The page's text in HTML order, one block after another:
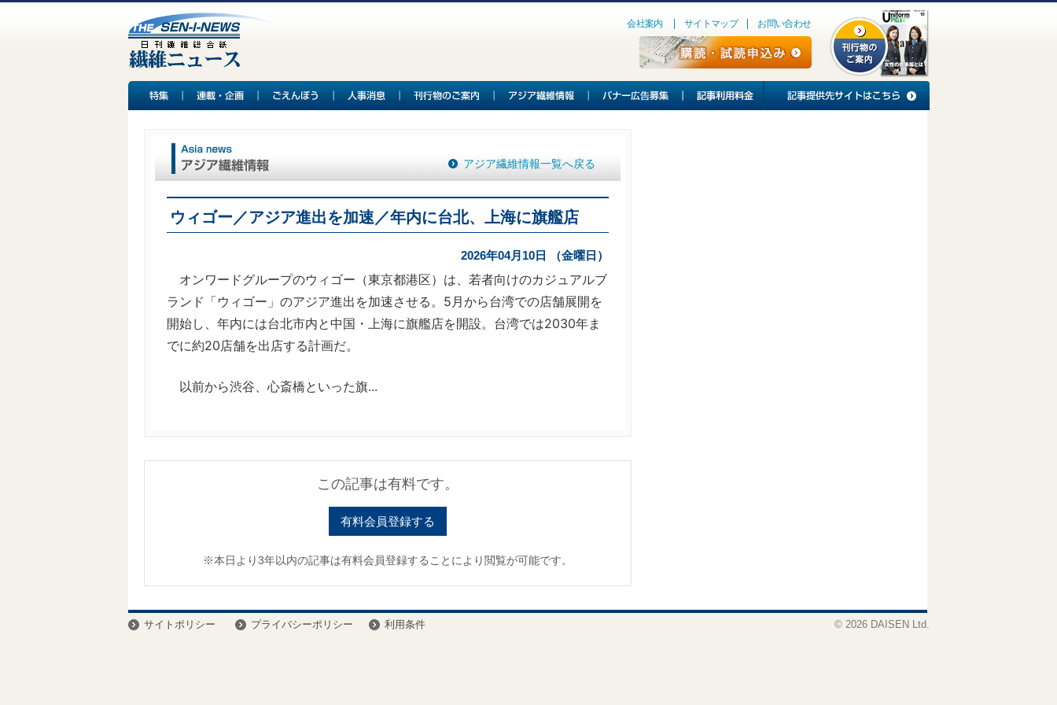
会社案内 サイトマップ お問い合わせ
アジア繊維情報一覧へ戻る
ウィゴー／アジア進出を加速／年内に台北、上海に旗艦店
2026年04月10日 （金曜日）
オンワードグループのウィゴー（東京都港区）は、若者向けのカジュアルブ
ランド「ウィゴー」のアジア進出を加速させる。5月から台湾での店舗展開を
開始し、年内には台北市内と中国・上海に旗艦店を開設。台湾では2030年ま
でに約20店舗を出店する計画だ。
以前から渋谷、心斎橋といった旗...
この記事は有料です。
有料会員登録する
※本日より3年以内の記事は有料会員登録することにより閲覧が可能です。
サイトポリシー プライバシーポリシー 利用条件 © 2026 DAISEN Ltd.